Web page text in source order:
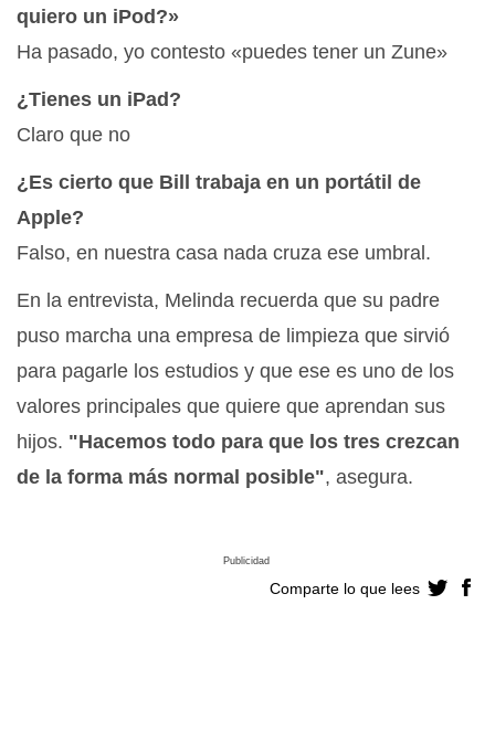
quiero un iPod?»
Ha pasado, yo contesto «puedes tener un Zune»
¿Tienes un iPad?
Claro que no
¿Es cierto que Bill trabaja en un portátil de
Apple?
Falso, en nuestra casa nada cruza ese umbral.
En la entrevista, Melinda recuerda que su padre
puso marcha una empresa de limpieza que sirvió
para pagarle los estudios y que ese es uno de los
valores principales que quiere que aprendan sus
hijos. "Hacemos todo para que los tres crezcan
de la forma más normal posible", asegura.
Comparte lo que lees
Publicidad